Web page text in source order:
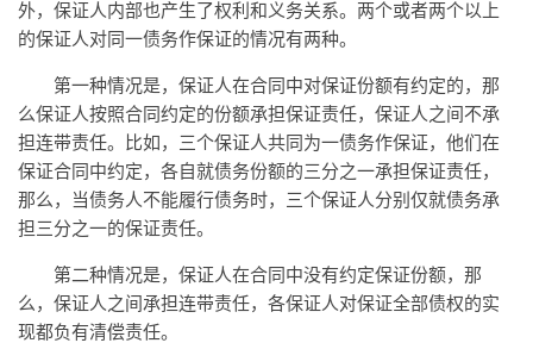
外，保证人内部也产生了权利和义务关系。两个或者两个以上
的保证人对同一债务作保证的情况有两种。
第一种情况是，保证人在合同中对保证份额有约定的，那
么保证人按照合同约定的份额承担保证责任，保证人之间不承
担连带责任。比如，三个保证人共同为一债务作保证，他们在
保证合同中约定，各自就债务份额的三分之一承担保证责任，
那么，当债务人不能履行债务时，三个保证人分别仅就债务承
担三分之一的保证责任。
第二种情况是，保证人在合同中没有约定保证份额，那
么，保证人之间承担连带责任，各保证人对保证全部债权的实
现都负有清偿责任。